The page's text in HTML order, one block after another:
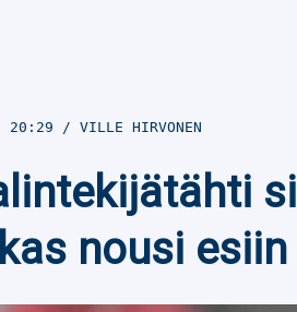
20:29 VILLE HIRVONEN
nousi esiin